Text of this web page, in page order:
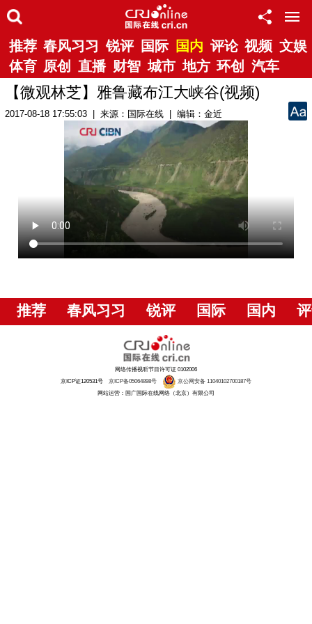
推荐 春风习习 锐评 国际 国内 评论 视频 文娱
体育 原创 直播 财智 城市 地方 环创 汽车
【微观林芝】雅鲁藏布江大峡谷(视频)
2017-08-18 17:55:03 | 来源：国际在线 | 编辑：金近
推荐 春风习习 锐评 国际 国内
网络传播视听节目许可证 0102006
京ICP证120531号 京ICP备05064898号
京公网安备 11040102700187号
网站运营：国广国际在线网络（北京）有限公司